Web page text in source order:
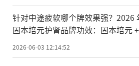
针对中途疲软哪个牌效果强？2026
固本培元护肾品牌功效：固本培元
酮修护，高净值商务人群专属护肾指
2026-06-03 12:14:52